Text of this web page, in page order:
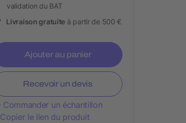
validation du BAT
Livraison gratuite à partir de 500 €
Ajouter au panier
Recevoir un devis
Commander un échantillon
Copier le lien du produit